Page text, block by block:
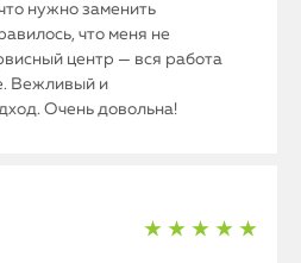
нужно заменить
что меня не
центр — вся работа
Вежливый и
Очень довольна!
★ ★ ★ ★ ★